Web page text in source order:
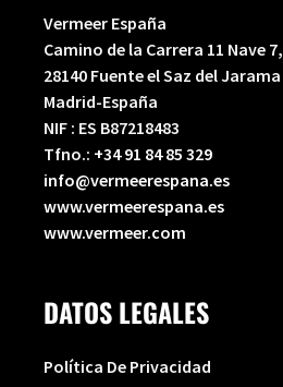
Vermeer España
Camino de la Carrera 11 Nave 7,
28140 Fuente el Saz del Jarama
Madrid-España
NIF : ES B87218483
Tfno.: +34 91 84 85 329
info@vermeerespana.es
www.vermeerespana.es
www.vermeer.com
DATOS LEGALES
Política De Privacidad